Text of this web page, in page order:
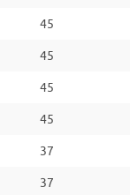
45
45
45
45
37
37